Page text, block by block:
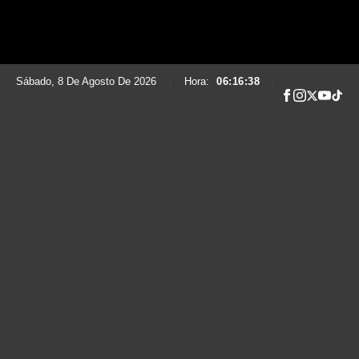
Sábado, 8 De Agosto De 2026 Hora: 06:16:39